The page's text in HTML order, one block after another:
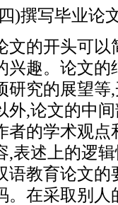
)撰写毕业论
文的开头可以
兴趣。论文的
研究的展望等
外,论文的中
者的学术观点
,表述上的逻
语教育论文的
。在采取别人